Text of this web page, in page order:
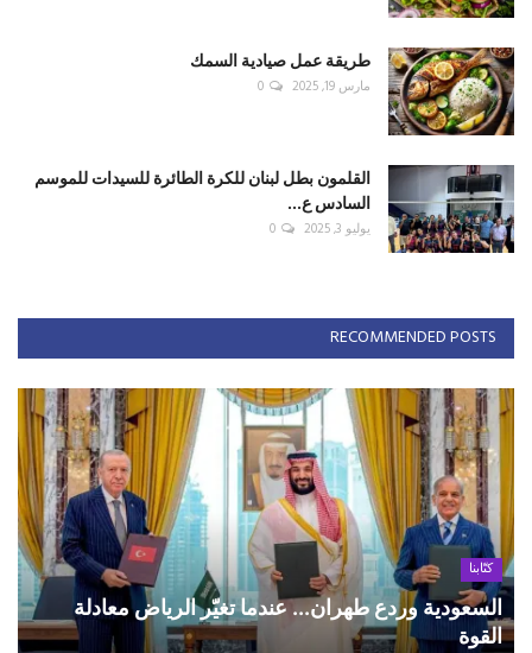
طريقة عمل صيادية السمك
مارس 19, 2025 0
القلمون بطل لبنان للكرة الطائرة للسيدات للموسم
السادس ع...
يوليو 3, 2025 0
RECOMMENDED POSTS
كتّابنا
السعودية وردع طهران... عندما تغيّر الرياض معادلة
القوة